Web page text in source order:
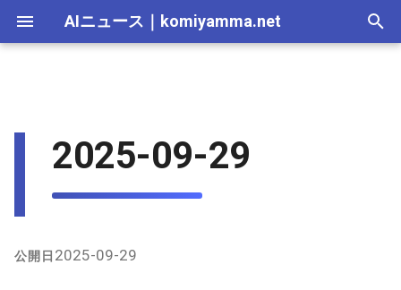
AIニュース komiyamma.net
a
l
2026-07-16
AI 総合｜2025年 2025-12-30
2026-07-16
生成AI｜2025年 2025-12-30
2026-07-05
2026-07-10
2026-07-05
エディタ－｜2025年 2025-12-21
2026-07-05
2026-07-05
MCP｜2025年 2025-12-21
2026-07-16
2026-07-14
る過去24時間の情報まとめ
X（Twitter）上の発言まと
2026-07-05
Adobe Firefly｜2025年 2025-12-21
2026-07-05
2026-07-05
2026-07-16
Veo｜2025年 2025-12-30
2026-07-05
Suno｜2025年 2025-12-21
2026-07-15
2026-07-04
2026-07-04
2026-07-15
2026-07-05
2025-09-29
公開日 2025-09-29